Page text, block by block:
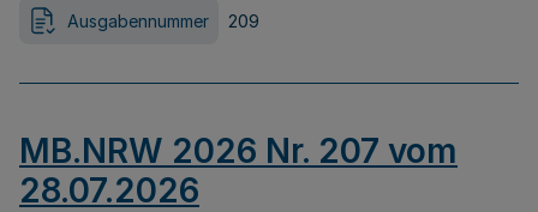
Ausgabennummer 209
MB.NRW 2026 Nr. 207 vom
28.07.2026